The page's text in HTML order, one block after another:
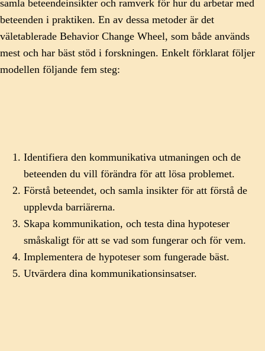
samla beteendeinsikter och ramverk för hur du arbetar med
beteenden i praktiken. En av dessa metoder är det
väletablerade Behavior Change Wheel, som både används
mest och har bäst stöd i forskningen. Enkelt förklarat följer
modellen följande fem steg:
Identifiera den kommunikativa utmaningen och de
beteenden du vill förändra för att lösa problemet.
Förstå beteendet, och samla insikter för att förstå de
upplevda barriärerna.
Skapa kommunikation, och testa dina hypoteser
småskaligt för att se vad som fungerar och för vem.
Implementera de hypoteser som fungerade bäst.
Utvärdera dina kommunikationsinsatser.